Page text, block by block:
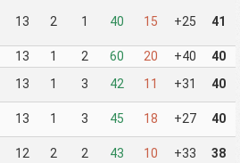
13 2 1 40 15 +25 41
13 1 2 60 20 +40 40
13 1 3 42 11 +31 40
13 1 3 45 18 +27 40
12 2 2 43 10 +33 38